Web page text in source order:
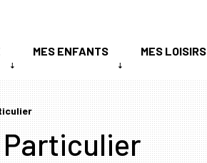
MES ENFANTS MES LOISIRS